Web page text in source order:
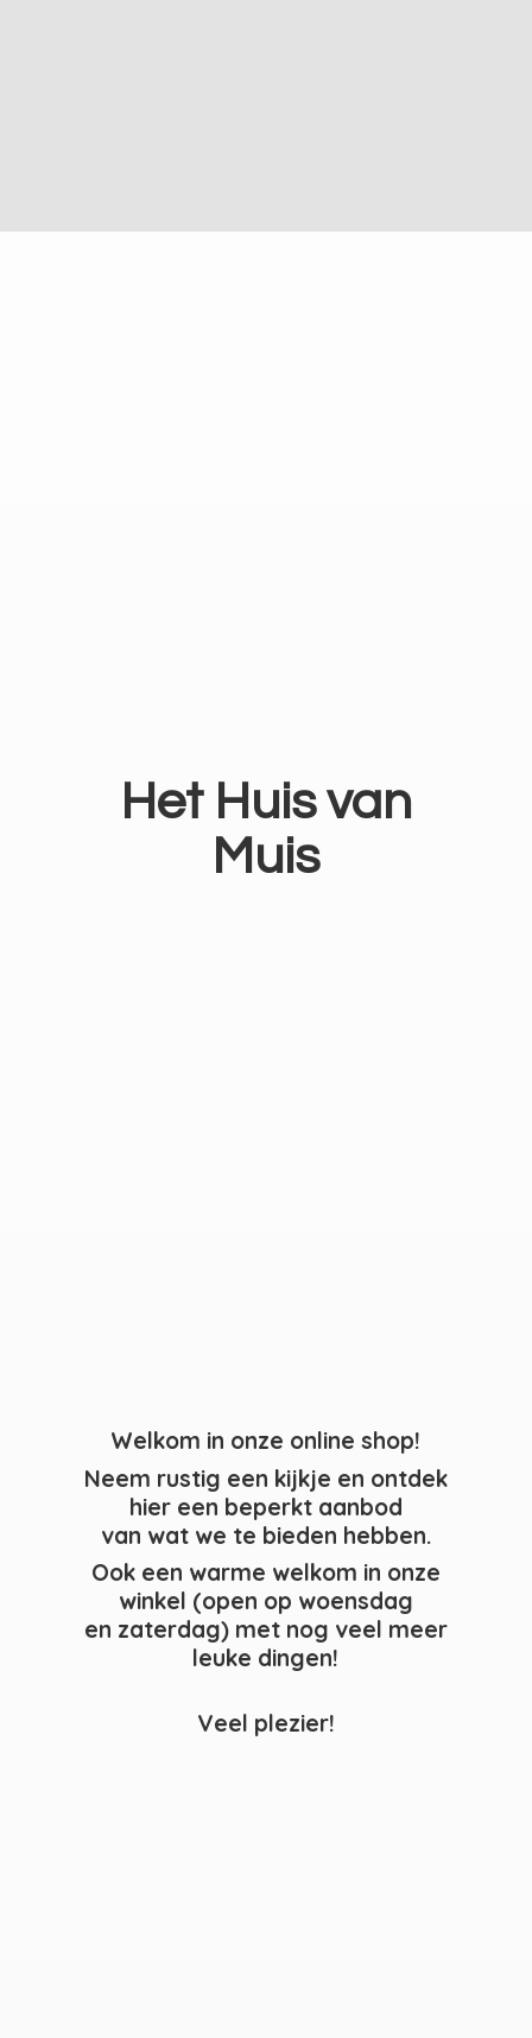
Het Huisvan
Muis
Welkom in onze online shop!
Neem rustig een kijkje en ontdek
hier een beperkt aanbod
van wat we te bieden hebben.
Ook een warme welkom in onze
winkel (open op woensdag
en zaterdag) met nog veel meer
leuke dingen!
Veel plezier!